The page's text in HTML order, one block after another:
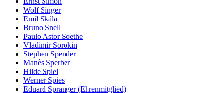
Wolf Singer
Emil Skála
Bruno Snell
Paulo Astor Soethe
Vladimir Sorokin
Stephen Spender
Manès Sperber
Hilde Spiel
Werner Spies
Eduard Spranger (Ehrenmitglied)